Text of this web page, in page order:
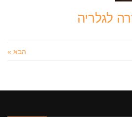
לגלריה
הבא »